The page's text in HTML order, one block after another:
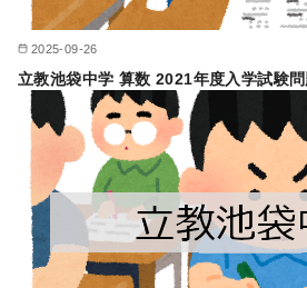
2025-09-26
立教池袋中学 算数 2021年度入学試験